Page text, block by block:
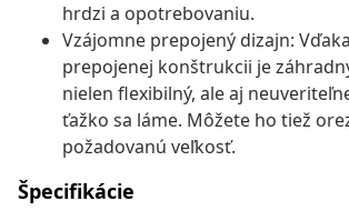
hrdzi a opotrebovaniu.
Vzájomne prepojený dizajn:
prepojenej konštrukcii je
nielen flexibilný, ale aj
ťažko sa láme. Môžete ho tiež
požadovanú veľkosť.
Špecifikácie